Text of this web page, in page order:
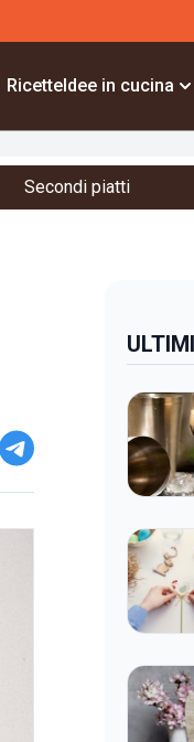
RicetteIdee in cucina
Secondi piatti